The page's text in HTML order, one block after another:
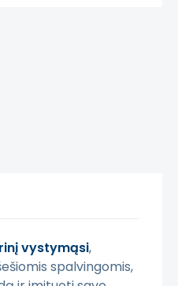
vystymąsi,
spalvingomis,